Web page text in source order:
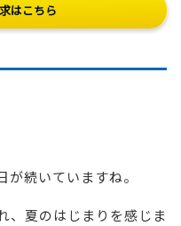
はこちら
続いていますね。
、夏のはじまりを感じま